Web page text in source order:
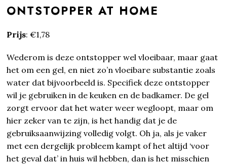
ONTSTOPPER AT HOME
Prijs: €1,78
Wederom is deze ontstopper wel vloeibaar, maar gaat
het om een gel, en niet zo’n vloeibare substantie zoals
water dat bijvoorbeeld is. Specifiek deze ontstopper
wil je gebruiken in de keuken en de badkamer. De gel
zorgt ervoor dat het water weer wegloopt, maar om
hier zeker van te zijn, is het handig dat je de
gebruiksaanwijzing volledig volgt. Oh ja, als je vaker
met een dergelijk probleem kampt of het altijd ‘voor
het geval dat’ in huis wil hebben, dan is het misschien